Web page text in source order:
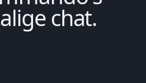
chat.